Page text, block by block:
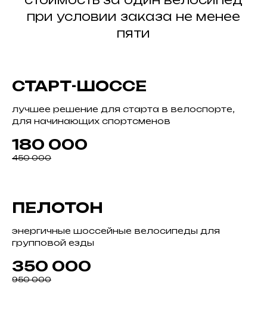
при условии заказа не менее
пяти
СТАРТ-ШОССЕ
лучшее решение для старта в велоспорте,
для начинающих спортсменов
180 000
450 000
ПЕЛОТОН
энергичные шоссейные велосипеды для
групповой езды
350 000
950 000